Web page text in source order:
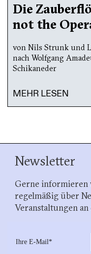
Die
not the
von Nils Strunk und
nach Wolfgang
Schikaneder
MEHR LESEN
Newsletter
Gerne informieren
regelmäßig über
Veranstaltungen